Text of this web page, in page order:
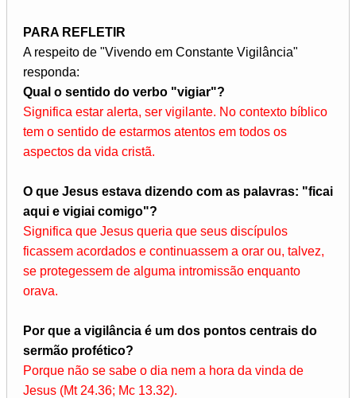
PARA REFLETIR
A respeito de "Vivendo em Constante Vigilância"
responda:
Qual o sentido do verbo "vigiar"?
Significa estar alerta, ser vigilante. No contexto bíblico
tem o sentido de estarmos atentos em todos os
aspectos da vida cristã.
O que Jesus estava dizendo com as palavras: "ficai
aqui e vigiai comigo"?
Significa que Jesus queria que seus discípulos
ficassem acordados e continuas­sem a orar ou, talvez,
se protegessem de alguma intromissão enquanto
orava.
Por que a vigilância é um dos pontos centrais do
sermão profético?
Porque não se sabe o dia nem a hora da vinda de
Jesus (Mt 24.36; Mc 13.32).